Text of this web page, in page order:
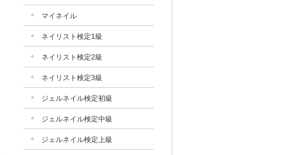
マイネイル
ネイリスト検定1級
ネイリスト検定2級
ネイリスト検定3級
ジェルネイル検定初級
ジェルネイル検定中級
ジェルネイル検定上級